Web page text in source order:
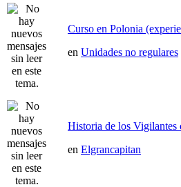
Curso en Polonia
en Unidades no regulares
Historia de los Vigilantes
en Elgrancapitan